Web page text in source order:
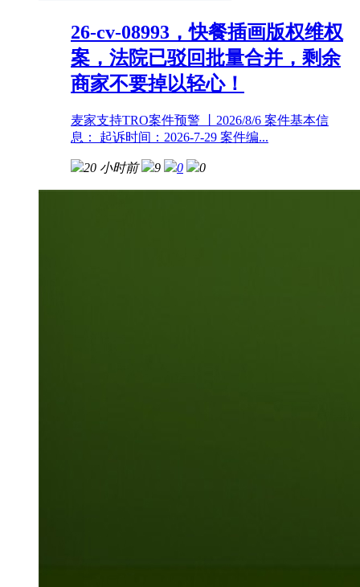
26-cv-08993，快餐插画版权维权
案，法院已驳回批量合并，剩余
商家不要掉以轻心！
麦家支持TRO案件预警 ㇑2026/8/6 案件基本信
息： 起诉时间：2026-7-29 案件编...
20 小时前 9 0 0